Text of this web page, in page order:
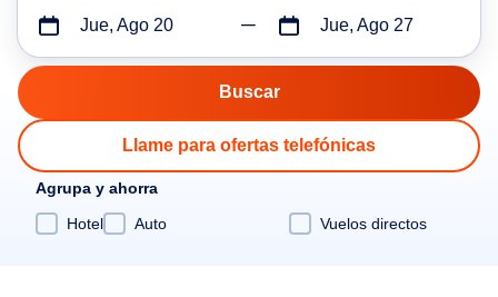
Jue, Ago 20 Jue, Ago 27
Llame para ofertas telefónicas
Agrupa y ahorra
Hotel
Auto Vuelos directos